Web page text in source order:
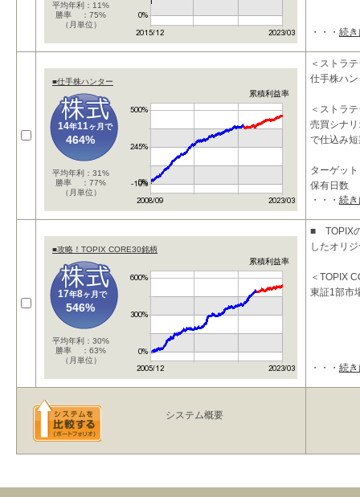
平均年利：11%
勝率 ：75%
（月単位）
・・・ 続
■仕手株ハンター
累積利益率
14年11ヶ月で
464%
平均年利：31%
勝率 ：77%
（月単位）
＜ストラ
仕手株ハ
＜ストラ
売買シナ
で仕込み
ターゲッ
保有日
市
・・・ 続
■攻略！TOPIX CORE30銘柄
累積利益率
17年8ヶ月で
546%
平均年利：30%
勝率 ：63%
（月単位）
■ TOPIX
したオリ
＜TOPIX
東証1部市
・・・ 続
システム概要